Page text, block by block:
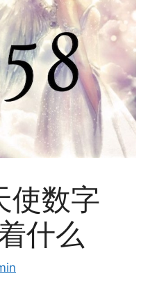
使数字
什么